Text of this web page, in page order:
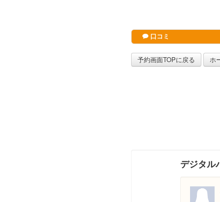
口コミ
予約画面TOPに戻る ホ
デジタル